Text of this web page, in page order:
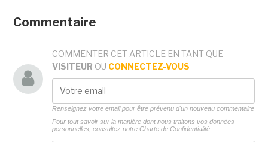
Commentaire
COMMENTER CET ARTICLE EN TANT QUE
VISITEUR OU CONNECTEZ-VOUS
Renseignez votre email pour être prévenu d'un nouveau commentaire
Pour tout savoir sur la manière dont nous traitons vos données
personnelles, consultez notre Charte de Confidentialité.